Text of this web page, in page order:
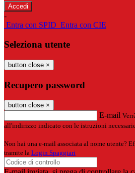
-
Entra con SPID Entra con CIE
Seleziona utente
button close ×
Recupero password
button close ×
E-mail
all'indirizzo indicato con le istruzioni
Non hai una e-mail associata al nome utente?
tramite la Login Spaggiari